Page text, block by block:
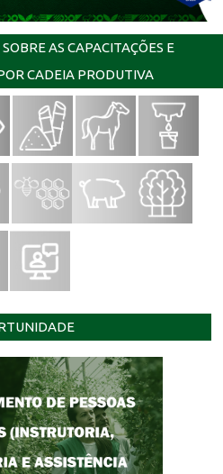
AS CAPACITAÇÕES E
CADEIA PRODUTIVA